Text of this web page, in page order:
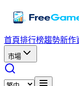
首頁排行榜趨勢新作
市場